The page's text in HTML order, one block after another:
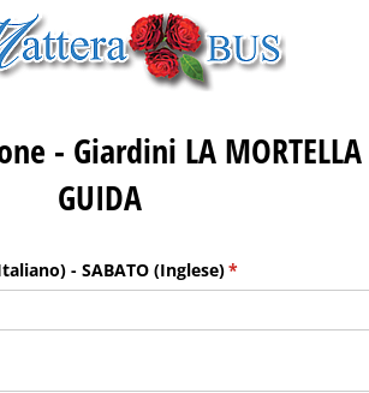
- Giardini LA
GUIDA
- SABATO (Inglese)*
(richiesto)